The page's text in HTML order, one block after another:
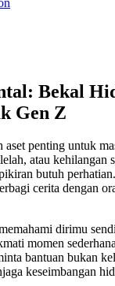
Bekal
Gen Z
aset penting untuk
atau kehilangan
butuh
cerita dengan
dirimu
momen
bantuan bukan
keseimbangan